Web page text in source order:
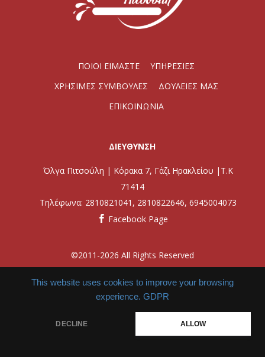
This website uses cookies to improve your browsing
experience. GDPR
DECLINE ALLOW
ΠΟΙΟΙ ΕΙΜΑΣΤΕ
ΥΠΗΡΕΣΙΕΣ
ΧΡΗΣΙΜΕΣ ΣΥΜΒΟΥΛΕΣ
ΔΟΥΛΕΙΕΣ ΜΑΣ
ΕΠΙΚΟΙΝΩΝΙΑ
ΔΙΕΥΘΥΝΣΗ
Όλγα Πιτσούλη | Κόρακα 7, Γάζι Ηρακλείου |Τ.Κ
71414
Τηλέφωνα: 2810821041 , 2810822646,6945004073
Facebook Page
©2011-2026 All Rights Reserved
created by iWorx